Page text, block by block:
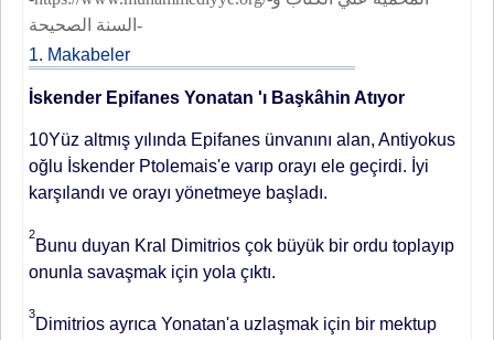
السنة الصحيحة-
1. Makabeler
İskender Epifanes Yonatan 'ı Başkâhin Atıyor
10Yüz altmış yılında Epifanes ünvanını alan, Antiyokus
oğlu İskender Ptolemais'e varıp orayı ele geçirdi. İyi
karşılandı ve orayı yönet­meye başladı.
2
Bunu duyan Kral Dimitrios çok büyük bir ordu toplayıp
onunla savaşmak için yola çıktı.
3
Dimitrios ayrıca Yonatan'a uzlaş­mak için bir mektup